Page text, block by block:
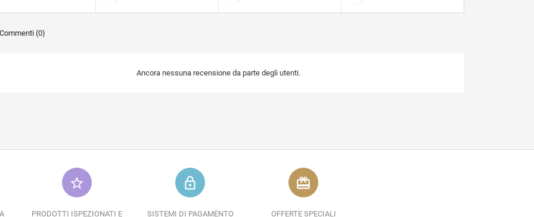
(0)
Ancora nessuna recensione da parte degli utenti.
star_border
PRODOTTI ISPEZIONATI E
lock_outline
SISTEMI DI PAGAMENTO
redeem
OFFERTE SPECIALI